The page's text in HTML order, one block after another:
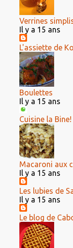
Verrines
Il y a 15 ans
L'assiette de
Boulettes
Il y a 15 ans
Cuisine la Bine!
Macaroni aux
Il y a 15 ans
Les lubies de
Il y a 15 ans
Le blog de